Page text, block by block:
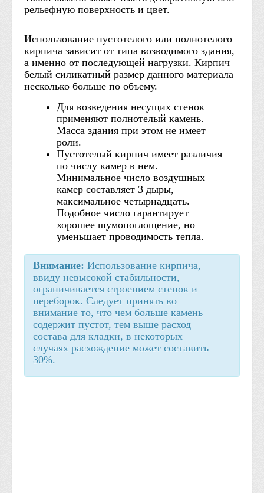
рельефную поверхность и цвет.
Использование пустотелого или полнотелого
кирпича зависит от типа возводимого здания,
а именно от последующей нагрузки. Кирпич
белый силикатный размер данного материала
несколько больше по объему.
Для возведения несущих стенок
применяют полнотелый камень.
Масса здания при этом не имеет
роли.
Пустотелый кирпич имеет различия
по числу камер в нем.
Минимальное число воздушных
камер составляет 3 дыры,
максимальное четырнадцать.
Подобное число гарантирует
хорошее шумопоглощение, но
уменьшает проводимость тепла.
Внимание: Использование кирпича,
ввиду невысокой стабильности,
ограничивается строением стенок и
переборок. Следует принять во
внимание то, что чем больше камень
содержит пустот, тем выше расход
состава для кладки, в некоторых
случаях расхождение может составить
30%.